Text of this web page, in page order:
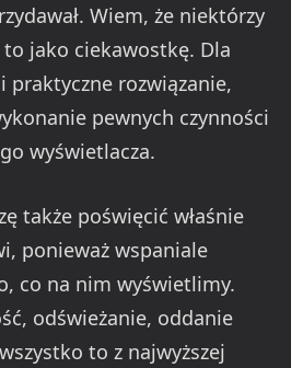
Wiem, że niektórzy
jako ciekawostkę. Dla
praktyczne rozwiązanie,
pewnych czynności
wyświetlacza.
także poświęcić właśnie
ponieważ wspaniale
co na nim wyświetlimy.
odświeżanie, oddanie
to z najwyższej